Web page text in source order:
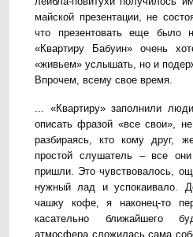
майской презентации, не
что презентовать еще было
«Квартиру Бабуин» очень
«живьем» услышать, но и
Впрочем, всему свое время.
... «Квартиру» заполнили
описать фразой «все свои»,
разбираясь, кто кому друг,
простой слушатель – все
пришли. Это чувствовалось,
нужный лад и успокаивало.
чашку кофе, я наконец-то
касательно ближайшего
атмосфера сложилась сама